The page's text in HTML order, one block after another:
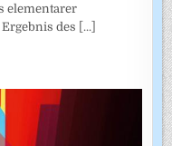
elementarer
des [...]